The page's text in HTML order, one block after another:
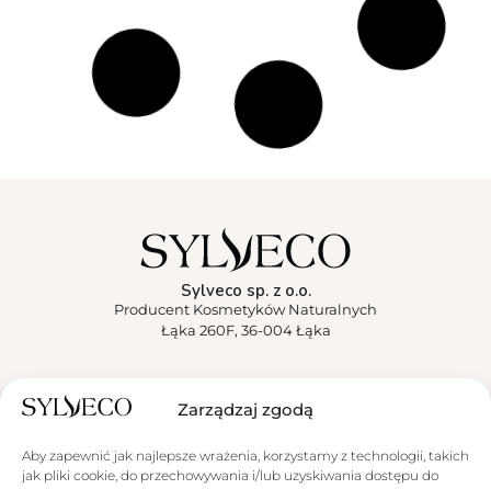
Zarządzaj zgodą
Aby zapewnić jak najlepsze wrażenia, korzystamy z technologii, takich
jak pliki cookie, do przechowywania i/lub uzyskiwania dostępu do
Sylveco sp. z o.o.
Producent Kosmetyków Naturalnych
Łąka 260F, 36-004 Łąka
Obsługa klienta